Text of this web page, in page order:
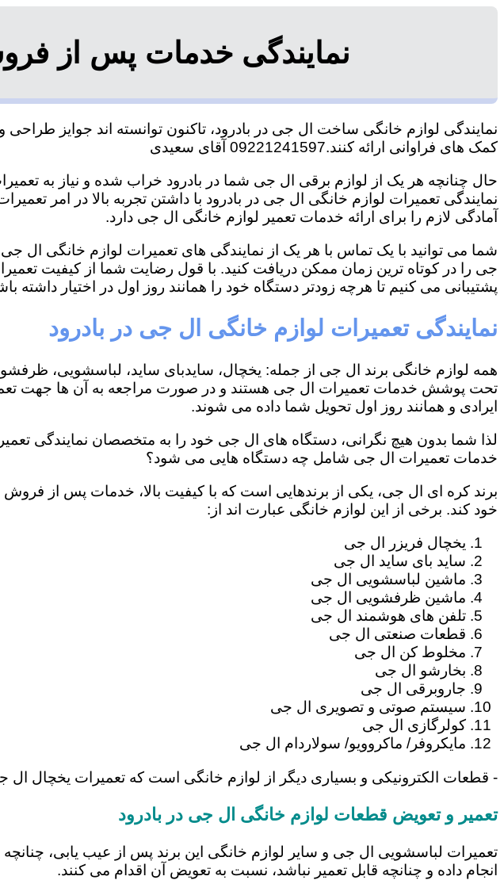
نمایندگی خدمات پس از
نمایندگی لوازم خانگی ساخت ال جی در بادرود، تاکنون توانسته اند جوایز
کمک های فراوانی ارائه کنند.09221241597 آقای سعیدی
حال چنانچه هر یک از لوازم برقی ال جی شما در بادرود خراب شده و نیاز به
نمایندگی تعمیرات لوازم خانگی ال جی در بادرود با داشتن تجربه بالا در امر
آمادگی لازم را برای ارائه خدمات تعمیر لوازم خانگی ال جی دارد.
شما می توانید با یک تماس با هر یک از نمایندگی های تعمیرات لوازم خانگی ال
جی را در کوتاه ترین زمان ممکن دریافت کنید. با قول رضایت شما از کیفیت
پشتیبانی می کنیم تا هرچه زودتر دستگاه خود را همانند روز اول در اختیار داشته
نمایندگی تعمیرات لوازم خانگی ال جی در بادرود
همه لوازم خانگی برند ال جی از جمله: یخچال، سایدبای ساید، لباسشویی،
تحت پوشش خدمات تعمیرات ال جی هستند و در صورت مراجعه به آن ها جهت
ایرادی و همانند روز اول تحویل شما داده می شوند.
لذا شما بدون هیچ نگرانی، دستگاه های ال جی خود را به متخصصان نمایندگی
خدمات تعمیرات ال جی شامل چه دستگاه هایی می شود؟
برند کره ای ال جی، یکی از برندهایی است که با کیفیت بالا، خدمات پس از
خود کند. برخی از این لوازم خانگی عبارت اند از:
یخچال فریزر ال جی
ساید بای ساید ال جی
ماشین لباسشویی ال جی
ماشین ظرفشویی ال جی
تلفن های هوشمند ال جی
قطعات صنعتی ال جی
مخلوط کن ال جی
بخارشو ال جی
جاروبرقی ال جی
سیستم صوتی و تصویری ال جی
کولرگازی ال جی
مایکروفر/ ماکروویو/ سولاردام ال جی
- قطعات الکترونیکی و بسیاری دیگر از لوازم خانگی است که تعمیرات یخچال
تعمیر و تعویض قطعات لوازم خانگی ال جی در بادرود
تعمیرات لباسشویی ال جی و سایر لوازم خانگی این برند پس از عیب یابی،
انجام داده و چنانچه قابل تعمیر نباشد، نسبت به تعویض آن اقدام می کنند.